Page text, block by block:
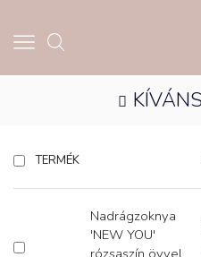
TERMÉK
Nadrágzoknya
'NEW YOU'
rózsaszín övvel